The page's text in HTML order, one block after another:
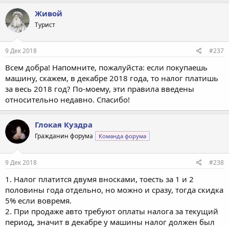
Живой
Турист
9 Дек 2018 #237
Всем добра! Напомните, пожалуйста: если покупаешь
машину, скажем, в декабре 2018 года, то налог платишь
за весь 2018 год? По-моему, эти правила введены
относительно недавно. Спасибо!
Глокая Куздра
Гражданин форума Команда форума
9 Дек 2018 #238
1. Налог платится двумя вносками, тоесть за 1 и 2
половины года отдельно, но можно и сразу, тогда скидка
5% если вовремя.
2. При продаже авто требуют оплаты налога за текущий
период, значит в декабре у машины налог должен был